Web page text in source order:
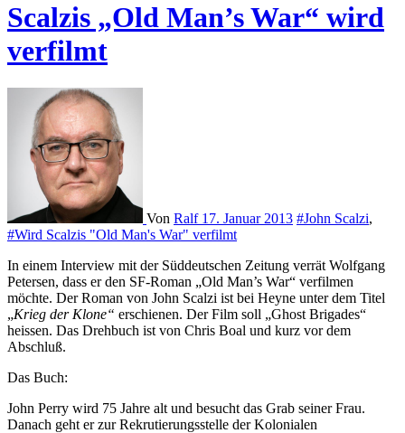
Scalzis „Old Man’s War“ wird
verfilmt
Von Ralf 17. Januar 2013 #John Scalzi,
#Wird Scalzis "Old Man's War" verfilmt
In einem Interview mit der Süddeutschen Zeitung verrät Wolfgang
Petersen, dass er den SF-Roman „Old Man’s War“ verfilmen
möchte. Der Roman von John Scalzi ist bei Heyne unter dem Titel
„Krieg der Klone“ erschienen. Der Film soll „Ghost Brigades“
heissen. Das Drehbuch ist von Chris Boal und kurz vor dem
Abschluß.
Das Buch:
John Perry wird 75 Jahre alt und besucht das Grab seiner Frau.
Danach geht er zur Rekrutierungsstelle der Kolonialen